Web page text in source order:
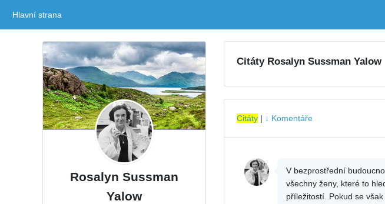
Hlavní strana
Rosalyn Sussman
Yalow
Citáty Rosalyn Sussman Yalow
Citáty| ↓ Komentáře
V bezprostřední
všechny ženy, které to
příležitostí. Pokud se